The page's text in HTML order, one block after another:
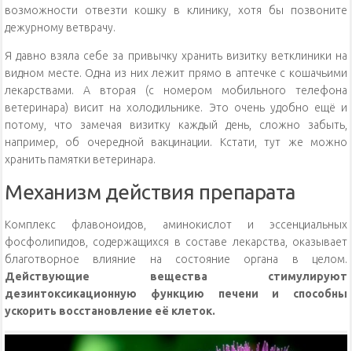
возможности отвезти кошку в клинику, хотя бы позвоните
дежурному ветврачу.
Я давно взяла себе за привычку хранить визитку ветклиники на
видном месте. Одна из них лежит прямо в аптечке с кошачьими
лекарствами. А вторая (с номером мобильного телефона
ветеринара) висит на холодильнике. Это очень удобно ещё и
потому, что замечая визитку каждый день, сложно забыть,
например, об очередной вакцинации. Кстати, тут же можно
хранить памятки ветеринара.
Механизм действия препарата
Комплекс флавоноидов, аминокислот и эссенциальных
фосфолипидов, содержащихся в составе лекарства, оказывает
благотворное влияние на состояние органа в целом.
Действующие вещества стимулируют
дезинтоксикационную функцию печени и способны
ускорить восстановление её клеток.